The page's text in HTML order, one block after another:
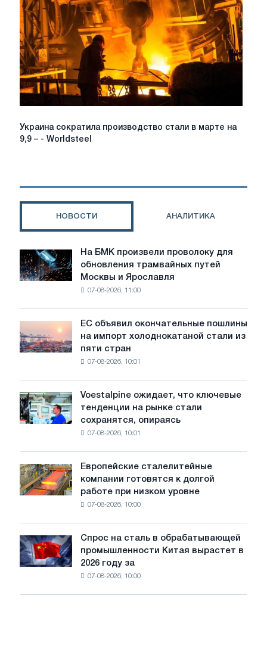
на
5%
в
феврале
Украина
сократила
марте
-
Украина сократила производство стали в марте на
9,9 – - Worldsteel
НОВОСТИ АНАЛИТИКА
На
БМК
произвели
трамвайных
путей
Москвы
Ярославля
На БМК произвели проволоку для
обновления трамвайных путей
Москвы и Ярославля
07-08-2026, 11:00
объявил
окончательные
холоднокатаной
стали
из
стран
ЕС объявил окончательные пошлины
на импорт холоднокатаной стали из
пяти стран
07-08-2026, 10:01
Voestalpine
ожидает,
что
рынке
стали
сохранятся,
на
диверсификацию
Voestalpine ожидает, что ключевые
тенденции на рынке стали
сохранятся, опираясь
07-08-2026, 10:01
Европейские
сталелитейные
компании
работе
при
низком
воды
Европейские сталелитейные
компании готовятся к долгой
работе при низком уровне
07-08-2026, 10:00
Спрос
на
сталь
Спрос на сталь в обрабатывающей
промышленности Китая вырастет в
2026 году за
07-08-2026, 10:00